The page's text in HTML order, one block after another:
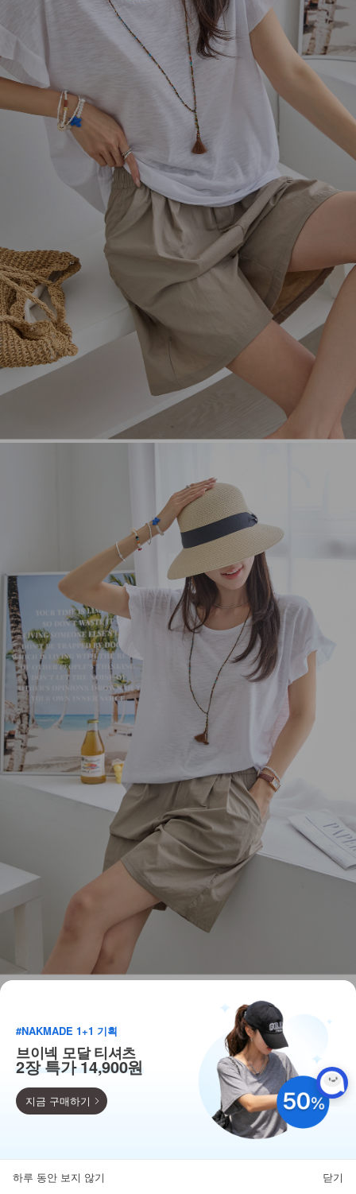
득템찬스
#NAKMADE 1+1 기획
브이넥 모달 티셔츠
2장 특가 14,900원
지금 구매하기
하루 동안 보지 않기 닫기
뒤로가기 카테고리 마이페이지